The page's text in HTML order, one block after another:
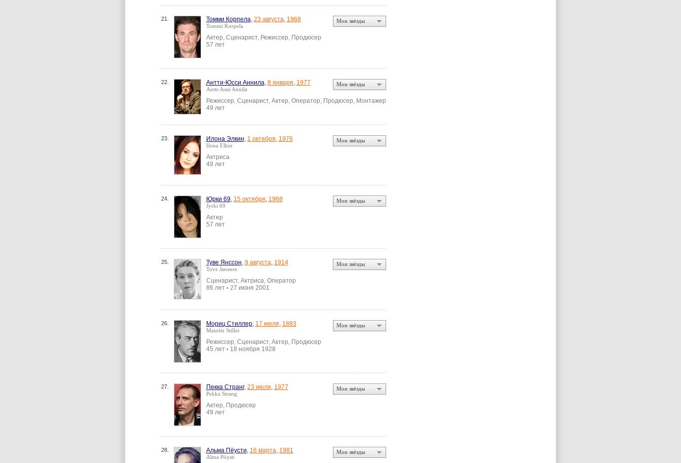
21. Томми Корпела, 23 августа, 1968
Tommi Korpela
Актер, Сценарист, Режиссер, Продюсер
57 лет
Мои звёзды
22. Антти-Юсси Аннила, 8 января, 1977
Antti-Jussi Annila
Режиссер, Сценарист, Актер, Оператор, Продюсер, Монтажер
49 лет
Мои звёзды
23. Илона Элкин, 1 октября, 1976
Ilona Elkin
Актриса
49 лет
Мои звёзды
24. Юрки 69, 15 октября, 1968
Jyrki 69
Актер
57 лет
Мои звёзды
25. Туве Янссон, 9 августа, 1914
Tove Jansson
Сценарист, Актриса, Оператор
86 лет • 27 июня 2001
Мои звёзды
26. Мориц Стиллер, 17 июля, 1883
Mauritz Stiller
Режиссер, Сценарист, Актер, Продюсер
45 лет • 18 ноября 1928
Мои звёзды
27. Пекка Странг, 23 июля, 1977
Pekka Strang
Актер, Продюсер
49 лет
Мои звёзды
28. Альма Пёусти, 16 марта, 1981
Alma Pöysti
Мои звёзды